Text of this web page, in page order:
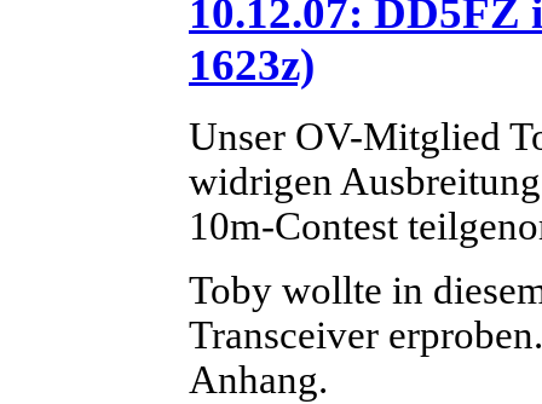
10.12.07: DD5FZ
1623z)
Unser OV-Mitglied
widrigen
10m-Contest
Toby wollte in
Transceiver
Anhang.